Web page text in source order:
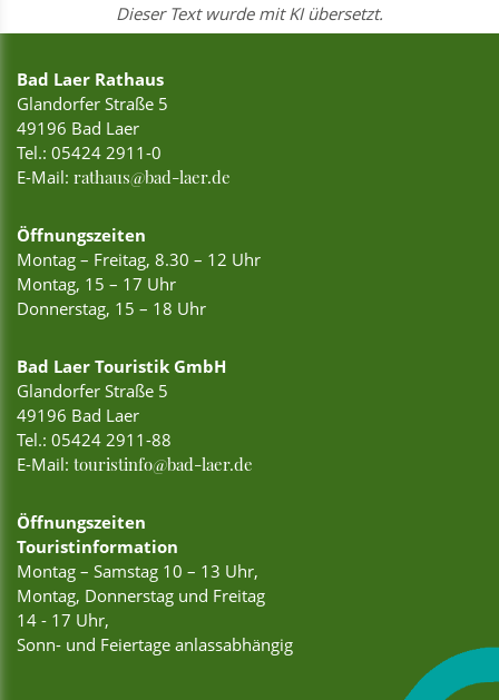
Dieser Text wurde mit KI übersetzt.
Bad Laer Rathaus
Glandorfer Straße 5
49196 Bad Laer
Tel.: 05424 2911-0
E-Mail: rathaus@bad-laer.de
Öffnungszeiten
Montag – Freitag, 8.30 – 12 Uhr
Montag, 15 – 17 Uhr
Donnerstag, 15 – 18 Uhr
Bad Laer Touristik GmbH
Glandorfer Straße 5
49196 Bad Laer
Tel.: 05424 2911-88
E-Mail: touristinfo@bad-laer.de
Öffnungszeiten
Touristinformation
Montag – Samstag 10 – 13 Uhr,
Montag, Donnerstag und Freitag
14 - 17 Uhr,
Sonn- und Feiertage anlassabhängig